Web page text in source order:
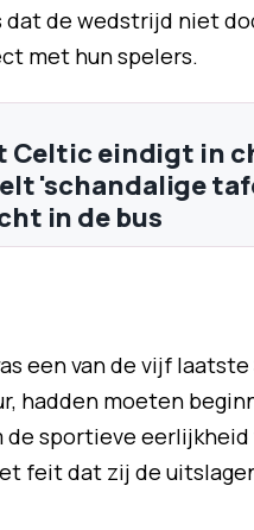
de wedstrijd niet
met hun spelers.
Celtic eindigt in
'schandalige
in de bus
een van de vijf
hadden moeten
sportieve
feit dat zij de